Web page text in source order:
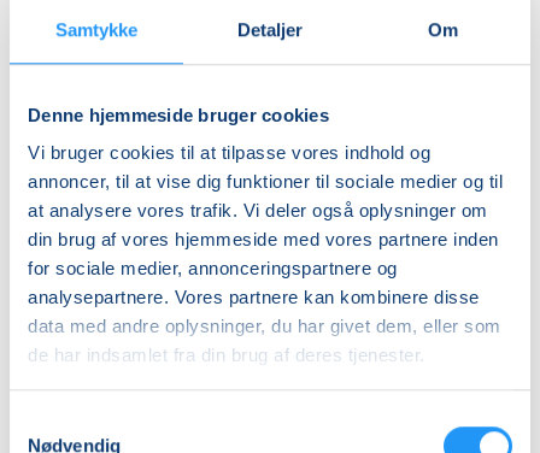
Samtykke Detaljer Om
Denne hjemmeside bruger cookies
Vi bruger cookies til at tilpasse vores indhold og
annoncer, til at vise dig funktioner til sociale medier og til
at analysere vores trafik. Vi deler også oplysninger om
din brug af vores hjemmeside med vores partnere inden
for sociale medier, annonceringspartnere og
analysepartnere. Vores partnere kan kombinere disse
data med andre oplysninger, du har givet dem, eller som
de har indsamlet fra din brug af deres tjenester.
Nødvendig
Viborg Kommune)
Info
Nummer
6384110
Mødegang
søndag 13.09.2026, kl. 09.00 - 17.30
Antal mødegange
1mødegang